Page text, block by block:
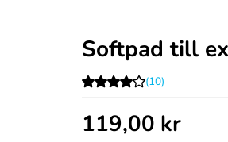
Softpad till
(10)
119,00 kr